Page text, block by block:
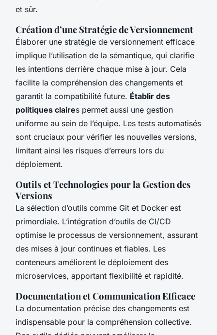
et sûr.
Création d’une Stratégie de Versionnement
Élaborer une stratégie de versionnement efficace
implique l’utilisation de la sémantique, qui clarifie
les intentions derrière chaque mise à jour. Cela
facilite la compréhension des changements et
garantit la compatibilité future. Établir des
politiques claires permet aussi une gestion
uniforme au sein de l’équipe. Les tests automatisés
sont cruciaux pour vérifier les nouvelles versions,
limitant ainsi les risques d’erreurs lors du
déploiement.
Outils et Technologies pour la Gestion des
Versions
La sélection d’outils comme Git et Docker est
primordiale. L’intégration d’outils de CI/CD
optimise le processus de versionnement, assurant
des mises à jour continues et fiables. Les
conteneurs améliorent le déploiement des
microservices, apportant flexibilité et rapidité.
Documentation et Communication Efficace
La documentation précise des changements est
indispensable pour la compréhension collective.